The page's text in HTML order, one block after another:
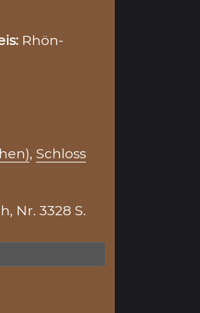
Rhön-
, Schloss
Nr. 3328 S.